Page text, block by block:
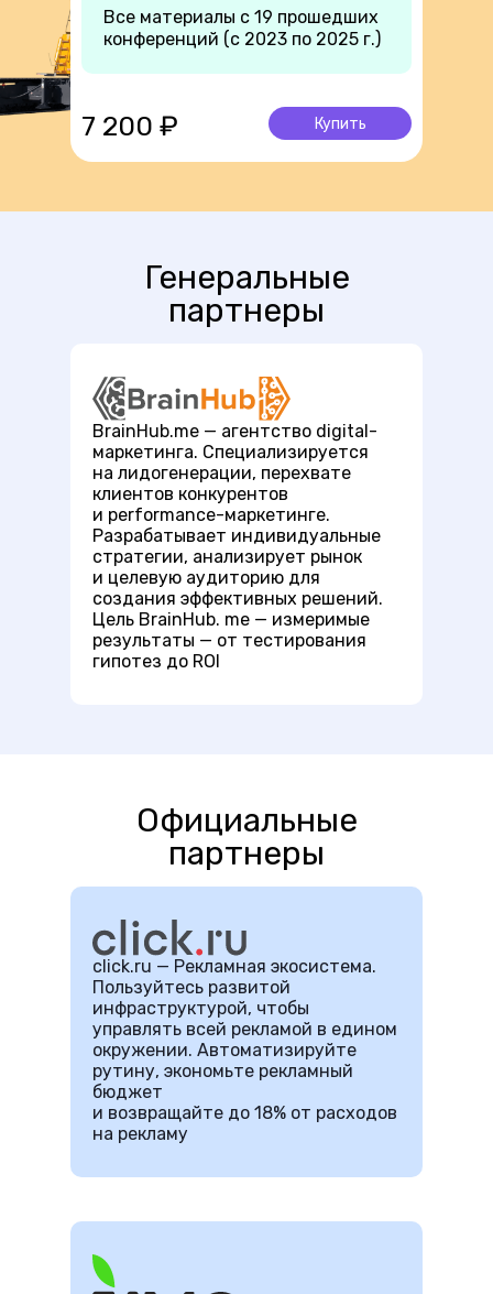
Все материалы с 19 прошедших
конференций (с 2023 по 2025 г.)
Купить
7 200 ₽
Генеральные
партнеры
BrainHub.me — агентство digital-
маркетинга. Специализируется
на лидогенерации, перехвате
клиентов конкурентов
и performance-маркетинге.
Разрабатывает индивидуальные
стратегии, анализирует рынок
и целевую аудиторию для
создания эффективных решений.
Цель BrainHub. me — измеримые
результаты — от тестирования
гипотез до ROI
Официальные
партнеры
click.ru — Рекламная экосистема.
Пользуйтесь развитой
инфраструктурой, чтобы
управлять всей рекламой в едином
окружении. Автоматизируйте
рутину, экономьте рекламный
бюджет
и возвращайте до 18% от расходов
на рекламу